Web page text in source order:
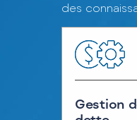
des
Gestion